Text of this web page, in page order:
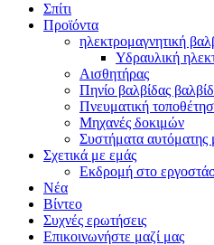
Σπίτι
Προϊόντα
ηλεκτρομαγνητική
Υδραυλική
Αισθητήρας
Πηνίο βαλβίδας
Πνευματική
Μηχανές δοκιμών
Συστήματα αυτόματης
Σχετικά με εμάς
Εκδρομή στο
Νέα
Βίντεο
Συχνές ερωτήσεις
Επικοινωνήστε μαζί μας